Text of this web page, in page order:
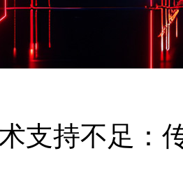
术支持不足